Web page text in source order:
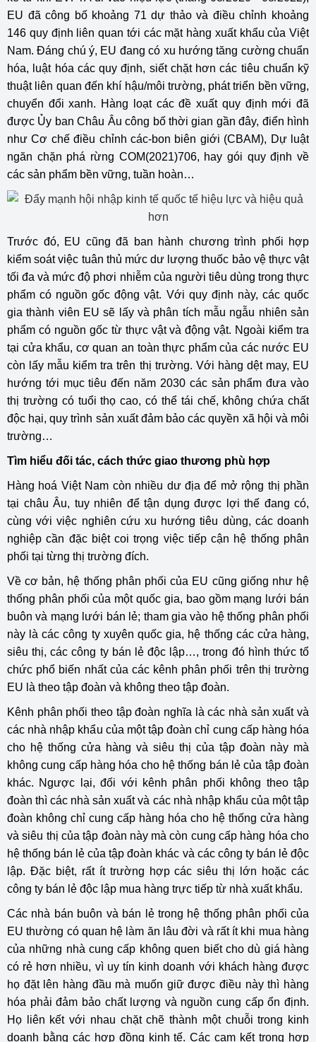
EU đã công bố khoảng 71 dự thảo và điều chỉnh khoảng
146 quy định liên quan tới các mặt hàng xuất khẩu của Việt
Nam. Đáng chú ý, EU đang có xu hướng tăng cường chuẩn
hóa, luật hóa các quy định, siết chặt hơn các tiêu chuẩn kỹ
thuật liên quan đến khí hậu/môi trường, phát triển bền vững,
chuyển đổi xanh. Hàng loạt các đề xuất quy định mới đã
được Ủy ban Châu Âu công bố thời gian gần đây, điển hình
như Cơ chế điều chỉnh các-bon biên giới (CBAM), Dự luật
ngăn chặn phá rừng COM(2021)706, hay gói quy định về
các sản phẩm bền vững, tuần hoàn…
Trước đó, EU cũng đã ban hành chương trình phối hợp
kiểm soát việc tuân thủ mức dư lượng thuốc bảo vệ thực vật
tối đa và mức độ phơi nhiễm của người tiêu dùng trong thực
phẩm có nguồn gốc động vật. Với quy định này, các quốc
gia thành viên EU sẽ lấy và phân tích mẫu ngẫu nhiên sản
phẩm có nguồn gốc từ thực vật và động vật. Ngoài kiểm tra
tại cửa khẩu, cơ quan an toàn thực phẩm của các nước EU
còn lấy mẫu kiểm tra trên thị trường. Với hàng dệt may, EU
hướng tới mục tiêu đến năm 2030 các sản phẩm đưa vào
thị trường có tuổi thọ cao, có thể tái chế, không chứa chất
độc hại, quy trình sản xuất đảm bảo các quyền xã hội và môi
trường…
Tìm hiểu đối tác, cách thức giao thương phù hợp
Hàng hoá Việt Nam còn nhiều dư địa để mở rộng thị phần
tại châu Âu, tuy nhiên để tận dụng được lợi thế đang có,
cùng với việc nghiên cứu xu hướng tiêu dùng, các doanh
nghiệp cần đặc biệt coi trọng việc tiếp cận hệ thống phân
phối tại từng thị trường đích.
Về cơ bản, hệ thống phân phối của EU cũng giống như hệ
thống phân phối của một quốc gia, bao gồm mạng lưới bán
buôn và mạng lưới bán lẻ; tham gia vào hệ thống phân phối
này là các công ty xuyên quốc gia, hệ thống các cửa hàng,
siêu thị, các công ty bán lẻ độc lập…, trong đó hình thức tổ
chức phổ biến nhất của các kênh phân phối trên thị trường
EU là theo tập đoàn và không theo tập đoàn.
Kênh phân phối theo tập đoàn nghĩa là các nhà sản xuất và
các nhà nhập khẩu của một tập đoàn chỉ cung cấp hàng hóa
cho hệ thống cửa hàng và siêu thị của tập đoàn này mà
không cung cấp hàng hóa cho hệ thống bán lẻ của tập đoàn
khác. Ngược lại, đối với kênh phân phối không theo tập
đoàn thì các nhà sản xuất và các nhà nhập khẩu của một tập
đoàn không chỉ cung cấp hàng hóa cho hệ thống cửa hàng
và siêu thị của tập đoàn này mà còn cung cấp hàng hóa cho
hệ thống bán lẻ của tập đoàn khác và các công ty bán lẻ độc
lập. Đặc biệt, rất ít trường hợp các siêu thị lớn hoặc các
công ty bán lẻ độc lập mua hàng trực tiếp từ nhà xuất khẩu.
Các nhà bán buôn và bán lẻ trong hệ thống phân phối của
EU thường có quan hệ làm ăn lâu đời và rất ít khi mua hàng
của những nhà cung cấp không quen biết cho dù giá hàng
có rẻ hơn nhiều, vì uy tín kinh doanh với khách hàng được
họ đặt lên hàng đầu mà muốn giữ được điều này thì hàng
hóa phải đảm bảo chất lượng và nguồn cung cấp ổn định.
Họ liên kết với nhau chặt chẽ thành một chuỗi trong kinh
doanh bằng các hợp đồng kinh tế. Các cam kết trong hợp